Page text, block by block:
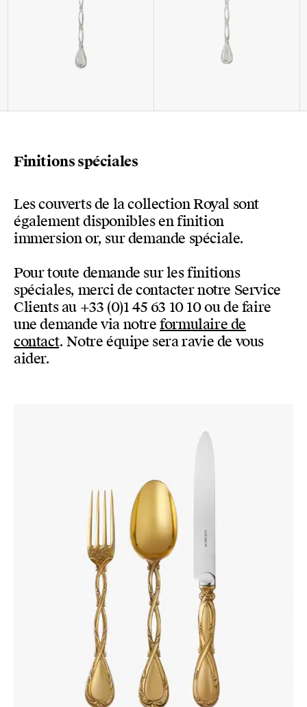
Finitions spéciales
Les couverts de la collection Royal sont
également disponibles en finition
immersion or, sur demande spéciale.
Pour toute demande sur les finitions
spéciales, merci de contacter notre Service
Clients au +33 (0)1 45 63 10 10 ou de faire
une demande via notreformulaire de
contact. Notre équipe sera ravie de vous
aider.